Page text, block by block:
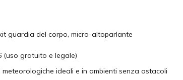
guardia del corpo, micro-altoparlante
(uso gratuito e legale)
ideali e in ambienti senza ostacoli